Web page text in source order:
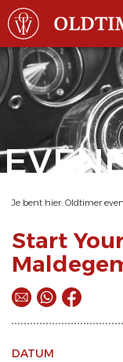
Je bent hier: Oldtimer
Start
DATUM